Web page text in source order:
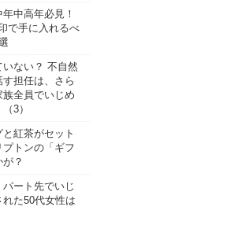
中高年必見！
で手に入れるべ
ない？ 不自然
担任は、さら
全員でいじめ
3）
紅茶がセット
トンの「ギフ
？
パート先でいじ
た50代女性は